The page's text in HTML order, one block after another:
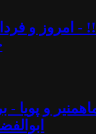
- امروز و
و پویا